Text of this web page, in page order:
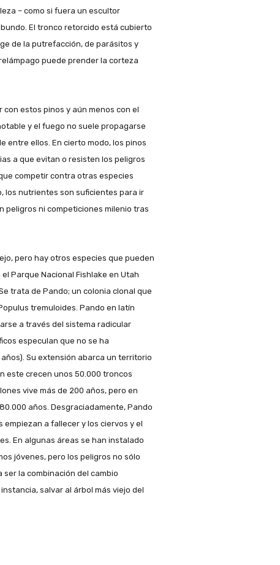
– como si fuera un escultor
El tronco retorcido está cubierto
de la putrefacción, de parásitos y
puede prender la corteza
estos pinos y aún menos con el
y el fuego no suele propagarse
entre ellos. En cierto modo, los pinos
a que evitan o resisten los peligros
competir contra otras especies
los nutrientes son suficientes para ir
peligros ni competiciones milenio tras
pero hay otros especies que pueden
Parque Nacional Fishlake en Utah
trata de Pando; un colonia clonal que
tremuloides. Pando en latín
a través del sistema radicular
especulan que no se ha
Su extensión abarca un territorio
este crecen unos 50.000 troncos
vive más de 200 años, pero en
años. Desgraciadamente, Pando
empiezan a fallecer y los ciervos y el
En algunas áreas se han instalado
jóvenes, pero los peligros no sólo
la combinación del cambio
salvar al árbol más viejo del